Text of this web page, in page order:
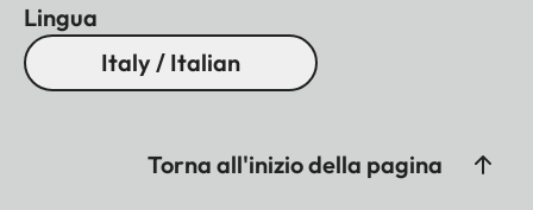
Lingua
Italy / Italian
Torna all'inizio della pagina